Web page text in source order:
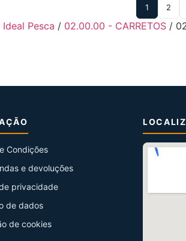
1 2
Ideal Pesca / 02.00.00 - CARRETOS /
Condições
e devoluções
privacidade
de dados
de cookies